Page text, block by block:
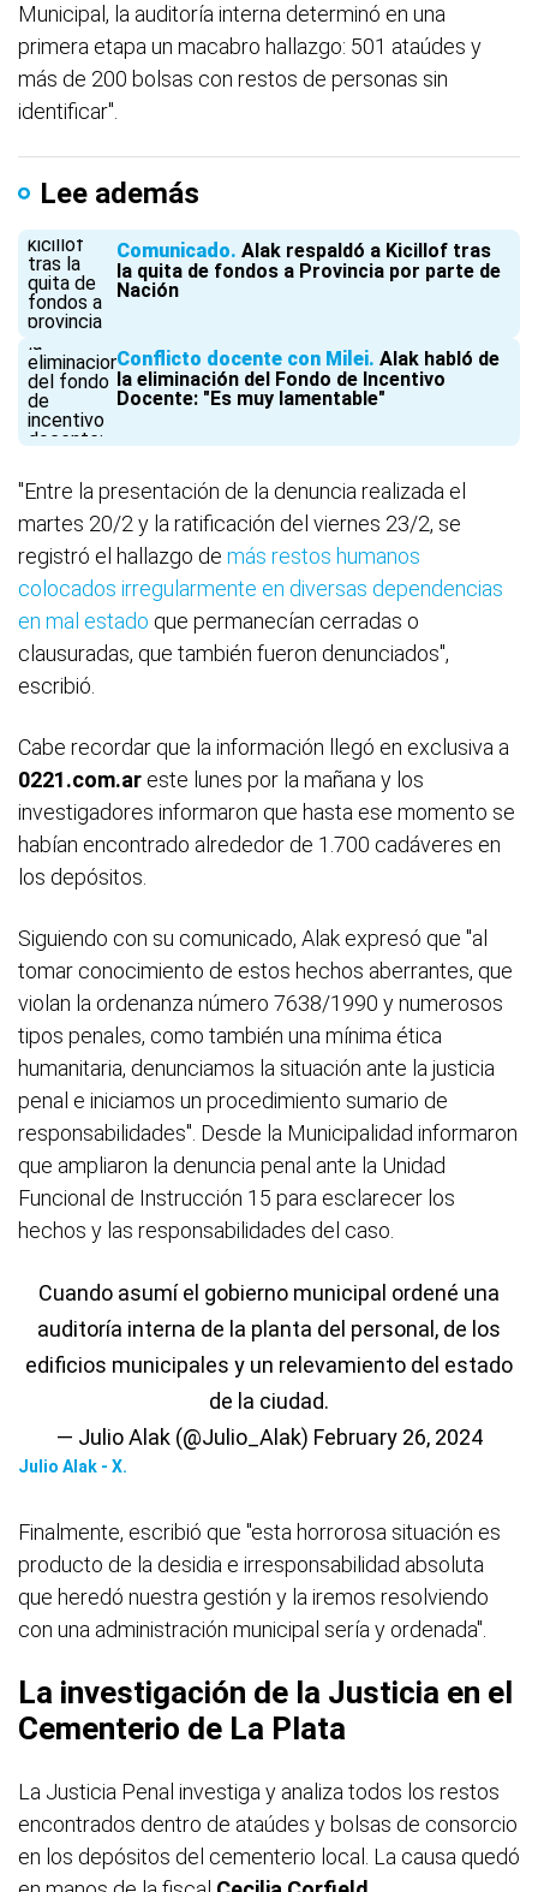
Municipal, la auditoría interna determinó en una
primera etapa un macabro hallazgo: 501 ataúdes y
más de 200 bolsas con restos de personas sin
identificar".
Lee además
Comunicado Alak respaldó a Kicillof tras
la quita de fondos a Provincia por parte de
Nación
Conflicto docente con Milei Alak habló de
la eliminación del Fondo de Incentivo
Docente: "Es muy lamentable"
"Entre la presentación de la denuncia realizada el
martes 20/2 y la ratificación del viernes 23/2, se
registró el hallazgo de más restos humanos
colocados irregularmente en diversas dependencias
en mal estado que permanecían cerradas o
clausuradas, que también fueron denunciados",
escribió.
Cabe recordar que la información llegó en exclusiva a
0221.com.ar este lunes por la mañana y los
investigadores informaron que hasta ese momento se
habían encontrado alrededor de 1.700 cadáveres en
los depósitos.
Siguiendo con su comunicado, Alak expresó que "al
tomar conocimiento de estos hechos aberrantes, que
violan la ordenanza número 7638/1990 y numerosos
tipos penales, como también una mínima ética
humanitaria, denunciamos la situación ante la justicia
penal e iniciamos un procedimiento sumario de
responsabilidades". Desde la Municipalidad informaron
que ampliaron la denuncia penal ante la Unidad
Funcional de Instrucción 15 para esclarecer los
hechos y las responsabilidades del caso.
Cuando asumí el gobierno municipal ordené una
auditoría interna de la planta del personal, de los
edificios municipales y un relevamiento del estado
de la ciudad.
— Julio Alak (@Julio_Alak) February 26, 2024
Julio Alak - X.
Finalmente, escribió que "esta horrorosa situación es
producto de la desidia e irresponsabilidad absoluta
que heredó nuestra gestión y la iremos resolviendo
con una administración municipal sería y ordenada".
La investigación de la Justicia en el
Cementerio de La Plata
La Justicia Penal investiga y analiza todos los restos
encontrados dentro de ataúdes y bolsas de consorcio
en los depósitos del cementerio local. La causa quedó